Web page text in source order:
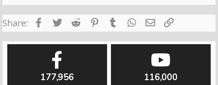
Share: FacebookTwitterReddit PinterestTumblrWhatsApp
Email
177,956
116,000